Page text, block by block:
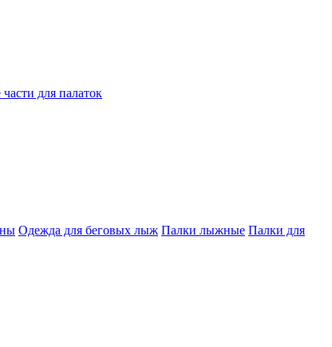
для палаток
Одежда для беговых лыж Палки лыжные Палки для